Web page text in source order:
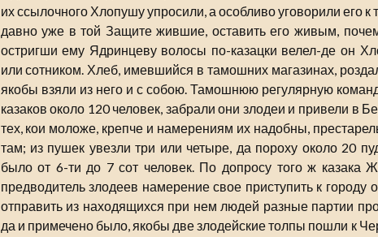
их ссылочного Хлопушу упросили, а особливо уговорили его
давно уже в той Защите жившие, оставить его живым,
остригши ему Ядринцеву волосы по-казацки велел-де он
или сотником. Хлеб, имевшийся в тамошних магазинах,
якобы взяли из него и с собою. Тамошнюю регулярную
казаков около 120 человек, забрали они злодеи и привели в
тех, кои моложе, крепче и намерениям их надобны,
там; из пушек увезли три или четыре, да пороху около 20
было от 6-ти до 7 сот человек. По допросу того ж казака
предводитель злодеев намерение свое приступить к городу
отправить из находящихся при нем людей разные партии
да и примечено было, якобы две злодейские толпы пошли к